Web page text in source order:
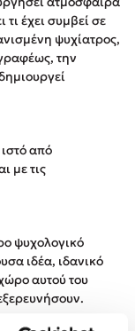
54o Φεστιβάλ
στο
έχει συμβεί σε
ψυχίατρος,
την
από
με τις
ψυχολογικό
ιδέα, ιδανικό
αυτού του